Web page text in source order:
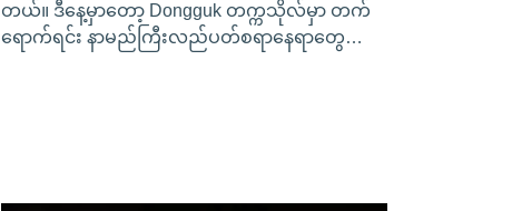
တယ်။ ဒီနေ့မှာတော့ Dongguk တက္ကသိုလ်မှာ တက်
ရောက်ရင်း နာမည်ကြီးလည်ပတ်စရာနေရာတွေ…